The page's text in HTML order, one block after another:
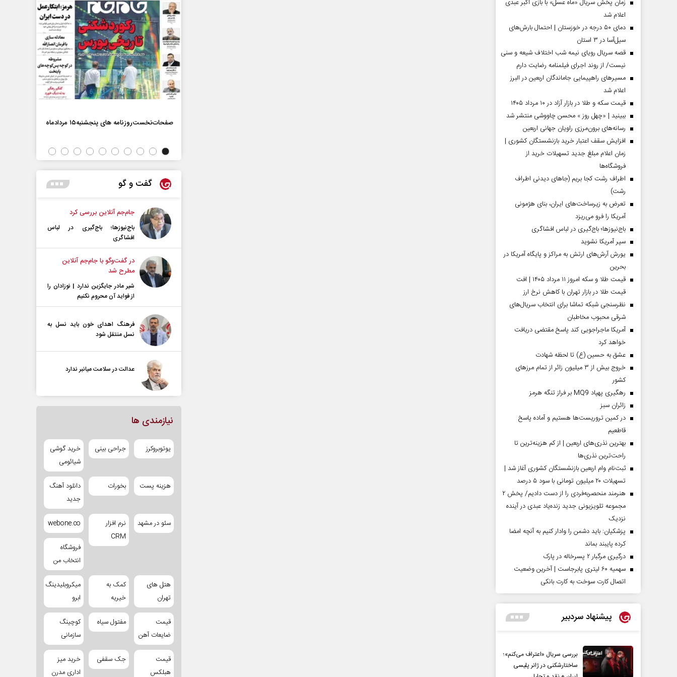
زمان پخش سریال «ماه عسل» با بازی اکبر عبدی
اعلام شد
دمای ۵۰ درجه در خوزستان | احتمال بارش‌های
سیل‌آسا در ۳ استان
قصه سریال رویای نیمه شب اختلاف شیعه و سنی
نیست/ از روند اجرای فیلمنامه رضایت دارم
مسیر‌های راهپیمایی جاماندگان اربعین در البرز
اعلام شد
قیمت سکه و طلا در بازار آزاد در ۱۰ مرداد ۱۴۰۵
ببینید | «چهل روز » محسن چاووشی منتشر شد
رسانه‌های برون‌مرزی راویان جهانی اربعین
افزایش سقف اعتبار خرید بازنشستگان کشوری |
زمان اعلام مبلغ جدید تسهیلات خرید از
فروشگاه‌ها
اطراف رشت کجا بریم (جاهای دیدنی اطراف
رشت)
تعرض به زیرساخت‌های ایران، بنای هژمونی
آمریکا را فرو می‌ریزد
باج‌نیوزها؛ باج‌گیری در لباس افشاگری
سپر آمریکا نشوید
یورش آرش‌های ارتش به مراکز و پایگاه‌ آمریکا در
بحرین
قیمت طلا و سکه امروز ۱۱ مرداد ۱۴۰۵ | افت
قیمت طلا در بازار تهران با کاهش نرخ ارز
نظرسنجی شبکه تماشا برای انتخاب سریال‌های
شرقی محبوب مخاطبان
آمریکا ماجراجویی کند پاسخ مقتضی دریافت
خواهد کرد
عشق به حسین (ع) تا لحظه شهادت
خروج بیش از ۳ میلیون زائر از تمام مرز‌های
کشور
رهگیری پهپاد MQ9 بر فراز تنگه هرمز
‌زائران سبز
در کمین تروریست‌ها هستیم و آماده پاسخ
قاطعیم
بهترین نذری‌های اربعین | از کم هزینه‌ترین تا
راحت‌ترین نذری‌ها
ثبت‌نام وام اربعین بازنشستگان کشوری آغاز شد |
تسهیلات ۲۰ میلیون تومانی با سود ۵ درصد
هنرمند منحصر‌به‌فردی را از دست دادیم/ پخش ۲
مجموعه تلویزیونی جدید زنده‌یاد عبدی در آینده
نزدیک
پزشکیان: باید دشمن را وادار کنیم به آنچه امضا
کرده پایبند بماند
درگیری مرگبار ۲ پسرخاله در پارک
سهمیه ۶۰ لیتری پابرجاست | آخرین وضعیت
اتصال کارت سوخت به کارت بانکی
پیشنهاد سردبیر
بررسی سریال «اعتراف می‌کنم»؛
ساختارشکنی در ژانر پلیسی
صفحات نخست روزنامه ها‌ی‌سه‌شنبه ۶ مردادماه صفحات‌نخست‌روزنامه ها‌ی پنجشنبه‌۱۵ مردادماه
گفت و گو
جام‌جم آنلاین بررسی کرد
باج‌نیوزها؛ باج‌گیری در لباس
افشاگری
در گفت‌و‌گو با جام‌جم آنلاین
مطرح شد
شیر مادر جایگزین ندارد | نوزادان را
از فواید آن محروم نکنیم
فرهنگ اهدای خون باید نسل به
نسل منتقل شود
عدالت در سلامت میانبر ندارد
نیازمندی ها
یوتوبروکرز جراحی بینی
خرید گوشی
شیائومی
هزینه پست بخورات
دانلود آهنگ
جدید
سئو در مشهد
نرم افزار
CRM
webone.co
فروشگاه
انتخاب من
هتل های
تهران
کمک به
خیریه
میکروبلیدینگ
ابرو
قیمت
ضایعات آهن
مفتول سیاه
کوچینگ
سازمانی
قیمت
هبلکس
جک سقفی
خرید میز
اداری مدرن